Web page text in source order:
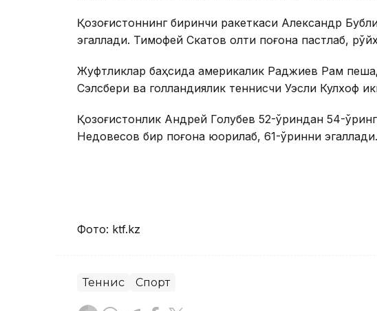
Қозоғистоннинг биринчи ракеткаси Александр
эгаллади. Тимофей Скатов олти поғона пастлаб,
Жуфтликлар баҳсида америкалик Раджиев Рам
Сэлсбери ва голландиялик теннисчи Уэсли Кулхоф
Қозоғистонлик Андрей Голубев 52-ўриндан 54-
Недовесов бир поғона юқорилаб, 61-ўринни эгаллади.
Фото: ktf.kz
Теннис Спорт